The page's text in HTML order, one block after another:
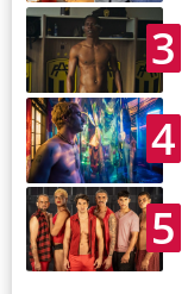
3
4
5